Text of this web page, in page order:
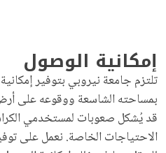
إمكانية الوصول
تلتزم جامعة نيروبي بتوفير
بمساحته الشاسعة ووقوعه على
قد يُشكل صعوبات لمستخدمي
الاحتياجات الخاصة. نعمل على